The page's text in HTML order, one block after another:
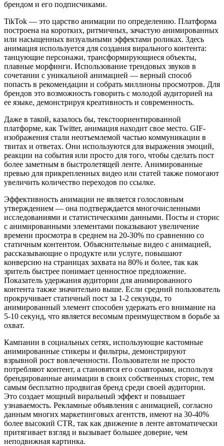
брендом и его подписчиками.
TikTok — это царство анимации по определению. Платформа
построена на коротких, ритмичных, зачастую анимированных
или насыщенных визуальными эффектами роликах. Здесь
анимация используется для создания вирального контента:
танцующие персонажи, трансформирующиеся объекты,
плавные морфинги. Использование трендовых звуков в
сочетании с уникальной анимацией — верный способ
попасть в рекомендации и собрать миллионы просмотров. Для
брендов это возможность говорить с молодой аудиторией на
ее языке, демонстрируя креативность и современность.
Даже в такой, казалось бы, текстоориентированной
платформе, как Twitter, анимация находит свое место. GIF-
изображения стали неотъемлемой частью коммуникации в
твитах и ответах. Они используются для выражения эмоций,
реакции на события или просто для того, чтобы сделать пост
более заметным в быстролетящей ленте. Анимированные
превью для прикрепленных видео или статей также помогают
увеличить количество переходов по ссылке.
Эффективность анимации не является голословным
утверждением — она подтверждается многочисленными
исследованиями и статистическими данными. Посты и сторис
с анимированными элементами показывают увеличение
времени просмотра в среднем на 20-30% по сравнению со
статичным контентом. Объяснительные видео с анимацией,
рассказывающие о продукте или услуге, повышают
конверсию на страницах захвата на 80% и более, так как
зритель быстрее понимает ценностное предложение.
Показатель удержания аудитории для анимированного
контента также значительно выше. Если средний пользователь
прокручивает статичный пост за 1-2 секунды, то
анимированный элемент способен удержать его внимание на
5-10 секунд, что является весомым преимуществом в борьбе за
охват.
Кампании в социальных сетях, использующие кастомные
анимированные стикеры и фильтры, демонстрируют
взрывной рост вовлеченности. Пользователи не просто
потребляют контент, а становятся его соавторами, используя
брендированные анимации в своих собственных сторис, тем
самым бесплатно продвигая бренд среди своей аудитории.
Это создает мощный виральный эффект и повышает
узнаваемость. Рекламные объявления с анимацией, согласно
данным многих маркетинговых агентств, имеют на 30-40%
более высокий CTR, так как движение в ленте автоматически
притягивает взгляд и вызывает большее доверие, чем
неподвижная картинка.